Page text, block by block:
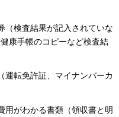
（検査結果が記入されていな
康手帳のコピーなど検査結
運転免許証、マイナンバーカ
用がわかる書類（領収書と明